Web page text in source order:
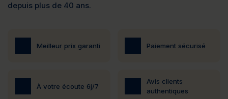
depuis plus de 40 ans.
Meilleur prix garanti Paiement sécurisé
À votre écoute 6j/7
Avis clients
authentiques